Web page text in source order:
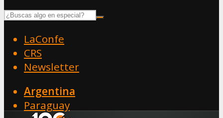
LaConfe
CRS
Newsletter
Argentina
Paraguay